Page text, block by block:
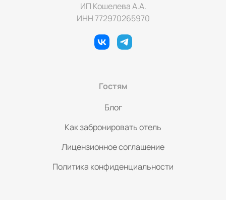
ИП Кошелева А.А.
ИНН 772970265970
Гостям
Блог
Как забронировать отель
Лицензионное соглашение
Политика конфиденциальности